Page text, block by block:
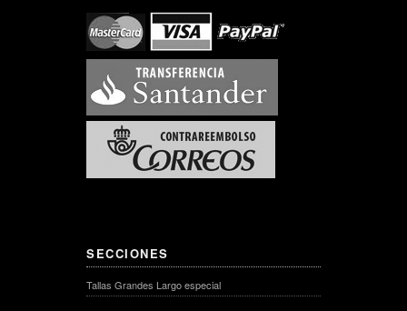
SECCIONES
Tallas Grandes Largo especial